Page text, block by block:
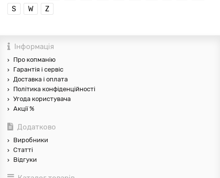
S
W Z
Інформація
Про копманію
Гарантія і сервіс
Доставка і оплата
Політика конфіденційності
Угода користувача
Акції %
Додатково
Виробники
Статті
Відгуки